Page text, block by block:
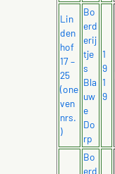
Lin
den
hof
17 –
25
(one
ven
nrs.
)
Bo
erd
erij
tje
s
Bla
uw
e
Do
rp
1
9
1
9
Bo
erd